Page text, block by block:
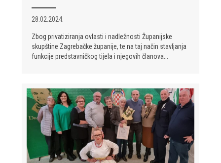
28.02.2024.
Zbog privatiziranja ovlasti i nadležnosti Županijske
skupštine Zagrebačke županije, te na taj način stavljanja
funkcije predstavničkog tijela i njegovih članova...